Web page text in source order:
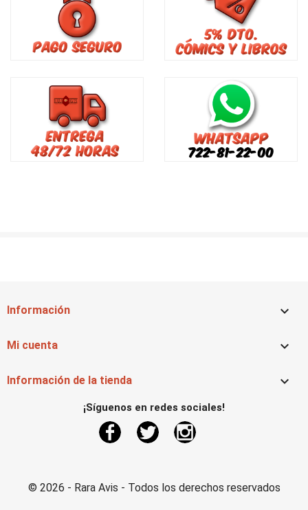
Información 
Mi cuenta 
Información de la tienda 
¡Síguenos en redes sociales!
FacebookTwitter
© 2026 - Rara Avis - Todos los derechos reservados